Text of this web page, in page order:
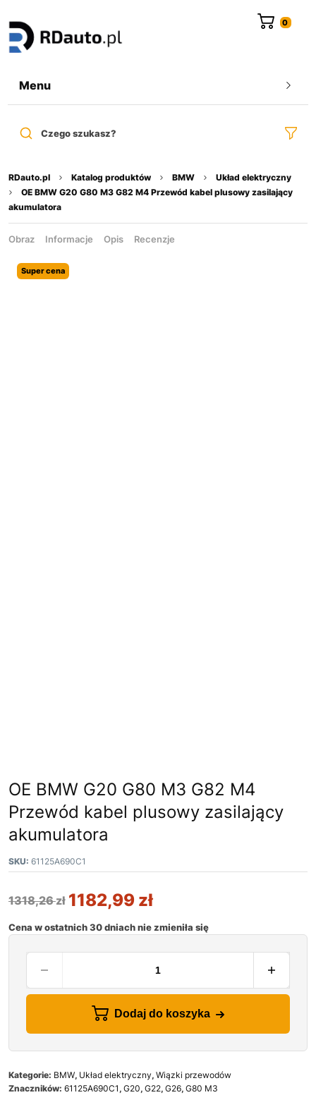
Menu
Czego szukasz?
RDauto.pl Katalog produktów BMW
Układ elektryczny
OE BMW G20 G80 M3 G82 M4 Przewód kabel plusowy zasilający
akumulatora
Obraz Informacje Opis Recenzje
Super cena
OE BMW G20 G80 M3 G82 M4
Przewód kabel plusowy zasilający
akumulatora
SKU: 61125A690C1
1318,26zł 1182,99 zł
Cena w ostatnich 30 dniach nie zmieniła się
Dodaj do koszyka
Kategorie: BMW, Układ elektryczny, Wiązki przewodów
Znaczników: 61125A690C1 , G20, G22, G26, G80 M3